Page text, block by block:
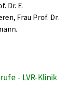
Dr. E.
Frau Prof. Dr.
- LVR-Klinik